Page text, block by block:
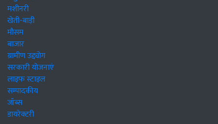
मशीनरी
खेती-बाड़ी
मौसम
बाजार
ग्रामीण उद्द्योग
सरकारी योजनाएं
लाइफ स्टाइल
सम्पादकीय
जॉब्स
डायरेक्टरी